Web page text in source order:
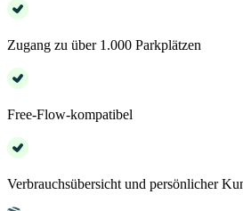
Zugang zu über 1.000 Parkplätzen
Free-Flow-kompatibel
Verbrauchsübersicht und persönlicher